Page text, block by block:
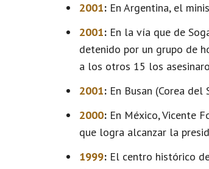
2001: En Argentina, el
2001: En la vía que de
detenido por un grupo de
a los otros 15 los
2001: En Busan (Corea
2000: En México, Vicente
que logra alcanzar la
1999: El centro histórico